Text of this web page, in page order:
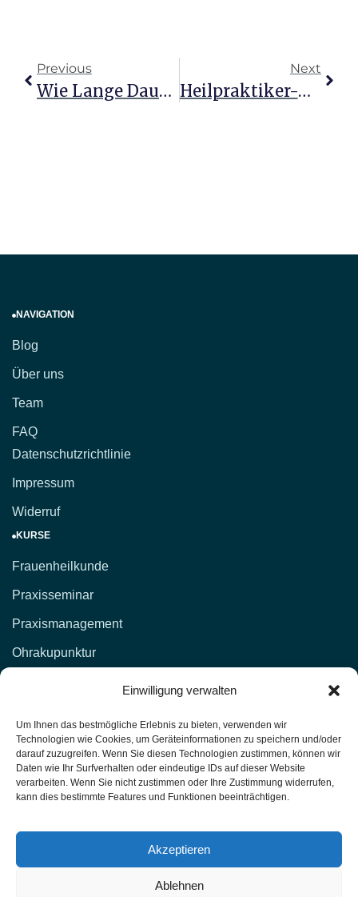
Einwilligung verwalten
Um Ihnen das bestmögliche Erlebnis zu bieten, verwenden wir
Technologien wie Cookies, um Geräteinformationen zu speichern und/oder
darauf zuzugreifen. Wenn Sie diesen Technologien zustimmen, können wir
Daten wie Ihr Surfverhalten oder eindeutige IDs auf dieser Website
verarbeiten. Wenn Sie nicht zustimmen oder Ihre Zustimmung widerrufen,
kann dies bestimmte Features und Funktionen beeinträchtigen.
Akzeptieren
Ablehnen
Previous
Wie Lange Dauert Die Ausbildung Zum Heilpraktiker Wirklich?
Next
Heilpraktiker-Gehalt: Stundensatz Und Verdienstmöglichkeiten
NAVIGATION
Blog
Über uns
Team
FAQ
Datenschutzrichtlinie
Impressum
Widerruf
KURSE
Frauenheilkunde
Praxisseminar
Praxismanagement
Ohrakupunktur
(02 12) 1 00 51,017664876381
(02 12) 4 27 11 (Fax)
Unterrichtsräume: Kasernenstr. 26 42651 Solingen